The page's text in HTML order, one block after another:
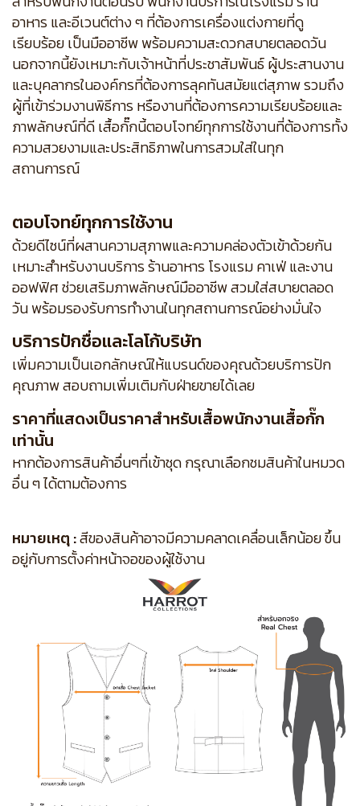
อาหาร และอีเวนต์ต่าง ๆ ที่ต้องการเครื่องแต่งกายที่ดู
เรียบร้อย เป็นมืออาชีพ พร้อมความสะดวกสบายตลอดวัน
นอกจากนี้ยังเหมาะกับเจ้าหน้าที่ประชาสัมพันธ์ ผู้ประสานงาน
และบุคลากรในองค์กรที่ต้องการลุคทันสมัยแต่สุภาพ รวมถึง
ผู้ที่เข้าร่วมงานพิธีการ หรืองานที่ต้องการความเรียบร้อยและ
ภาพลักษณ์ที่ดี เสื้อกั๊กนี้ตอบโจทย์ทุกการใช้งานที่ต้องการทั้ง
ความสวยงามและประสิทธิภาพในการสวมใส่ในทุก
สถานการณ์
ตอบโจทย์ทุกการใช้งาน
ด้วยดีไซน์ที่ผสานความสุภาพและความคล่องตัวเข้าด้วยกัน
เหมาะสำหรับงานบริการ ร้านอาหาร โรงแรม คาเฟ่ และงาน
ออฟฟิศ ช่วยเสริมภาพลักษณ์มืออาชีพ สวมใส่สบายตลอด
วัน พร้อมรองรับการทำงานในทุกสถานการณ์อย่างมั่นใจ
บริการปักชื่อและโลโก้บริษัท
เพิ่มความเป็นเอกลักษณ์ให้แบรนด์ของคุณด้วยบริการปัก
คุณภาพ สอบถามเพิ่มเติมกับฝ่ายขายได้เลย
ราคาที่แสดงเป็นราคาสำหรับเสื้อพนักงานเสื้อกั๊ก
เท่านั้น
หากต้องการสินค้าอื่นๆที่เข้าชุด กรุณาเลือกชมสินค้าในหมวด
อื่น ๆ ได้ตามต้องการ
หมายเหตุ :สีของสินค้าอาจมีความคลาดเคลื่อนเล็กน้อย ขึ้น
อยู่กับการตั้งค่าหน้าจอของผู้ใช้งาน